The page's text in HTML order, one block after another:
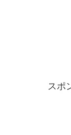
スポ